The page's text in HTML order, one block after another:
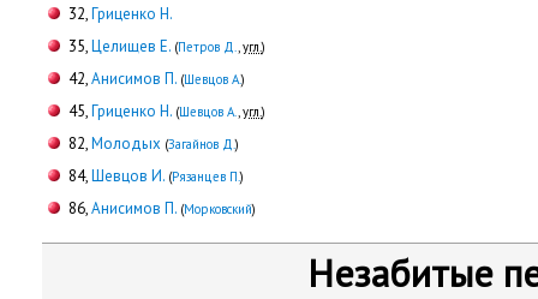
32,Гриценко Н.
35,Целищев Е. (Петров Д.,угл.)
42,Анисимов П. (Шевцов А.)
45,Гриценко Н. (Шевцов А.,угл.)
82,Молодых (Загайнов Д.)
84,Шевцов И. (Рязанцев П.)
86,Анисимов П. (Морковский)
Незабитые